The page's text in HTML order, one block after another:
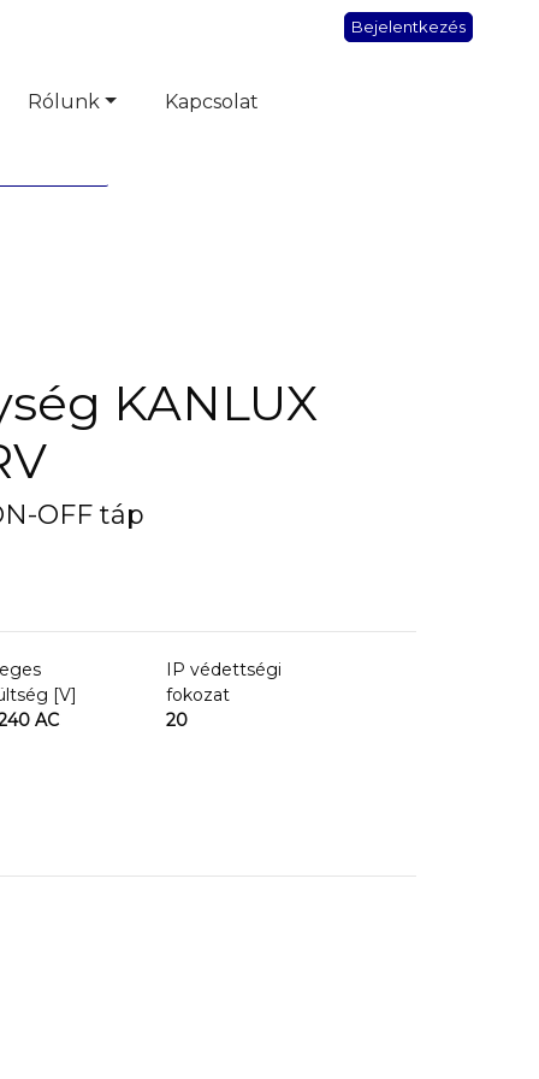
Bejelentkezés
Rólunk Kapcsolat
KANLUX
OFF táp
[V]
AC
IP védettségi
fokozat
20